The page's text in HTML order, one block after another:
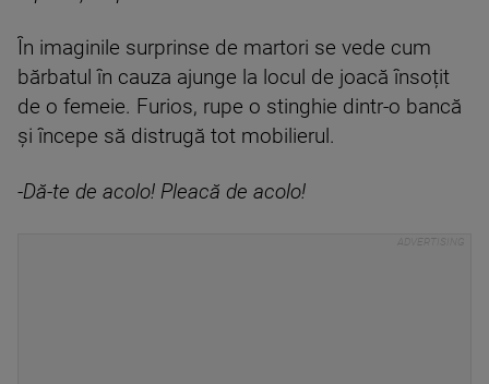
În imaginile surprinse de martori se vede cum
bărbatul în cauza ajunge la locul de joacă însoțit
de o femeie. Furios, rupe o stinghie dintr-o bancă
și începe să distrugă tot mobilierul.
-Dă-te de acolo! Pleacă de acolo!